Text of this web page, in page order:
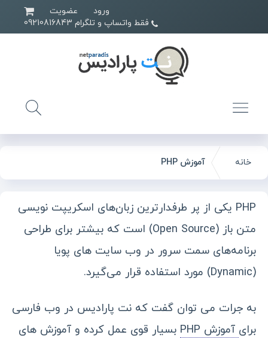
ورود
عضویت
خانه آموزش PHP
PHP یکی از پر طرفدارترین زبان‌های اسکریپت نویسی
متن باز (Open Source) است که بیشتر برای طراحی
برنامه‌های سمت سرور در وب سایت های پویا
(Dynamic) مورد استفاده قرار می‌گیرد.
به جرات می توان گفت که نت پارادیس در وب فارسی
برای آموزش PHP
بسیار قوی عمل کرده و آموزش های